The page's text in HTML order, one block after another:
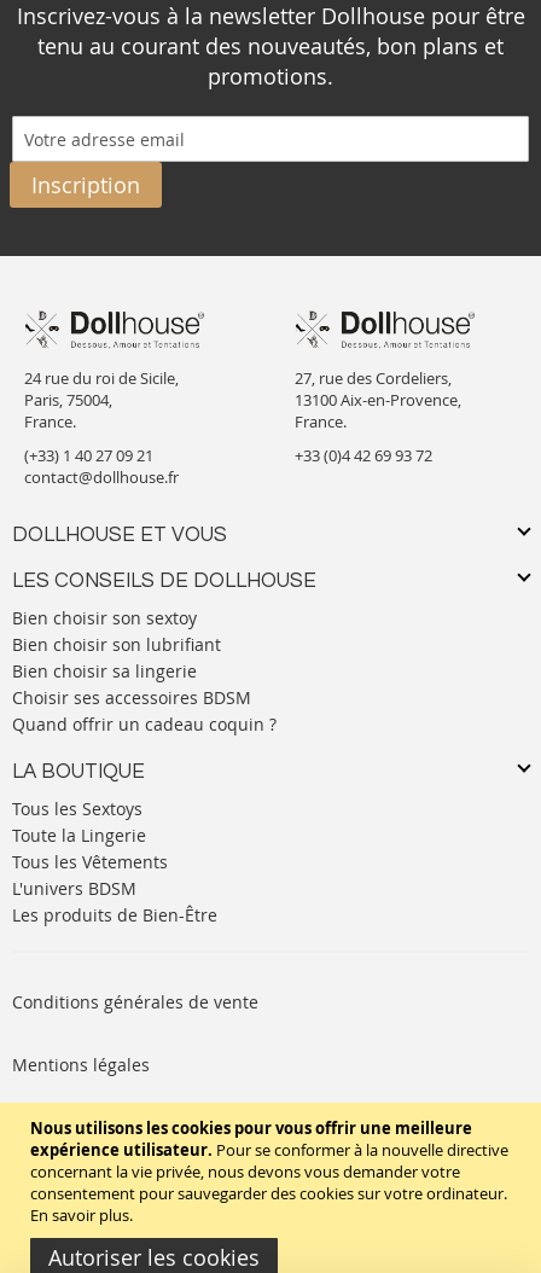
Nous utilisons les cookies pour vous offrir une meilleure
expérience utilisateur. Pour se conformer à la nouvelle directive
concernant la vie privée, nous devons vous demander votre
consentement pour sauvegarder des cookies sur votre ordinateur.
En savoir plus.
Autoriser les cookies
Inscrivez-vous à la newsletter Dollhouse pour être
tenu au courant des nouveautés, bon plans et
promotions.
Inscription
24 rue du roi de Sicile,
Paris, 75004,
France.
(+33) 1 40 27 09 21
contact@dollhouse.fr
DOLLHOUSE ET VOUS
LES CONSEILS DE DOLLHOUSE
Bien choisir son sextoy
Bien choisir son lubrifiant
Bien choisir sa lingerie
Choisir ses accessoires BDSM
Quand offrir un cadeau coquin ?
LA BOUTIQUE
Tous les Sextoys
Toute la Lingerie
Tous les Vêtements
L'univers BDSM
Les produits de Bien-Être
27, rue des Cordeliers,
13100 Aix-en-Provence,
France.
+33 (0)4 42 69 93 72
Conditions générales de vente
Mentions légales
Politique de cookies
SUIVEZ-NOUS
Copyright © 2020 - TBD Paris. Tout droit réservés.